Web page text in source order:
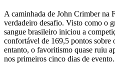
A caminhada de John Crimber na
verdadeiro desafio. Visto como o
sangue brasileiro iniciou a
confortável de 169,5 pontos
entanto, o favoritismo quase ruiu
nos primeiros cinco dias de evento.